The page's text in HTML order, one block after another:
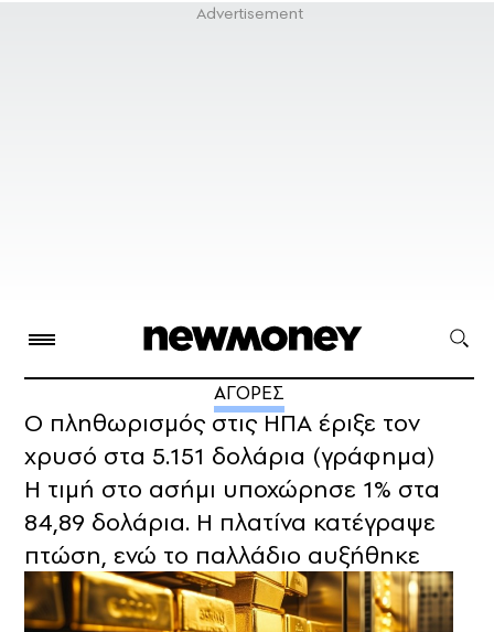
ΑΓΟΡΕΣ
Ο πληθωρισμός στις ΗΠΑ έριξε τον
χρυσό στα 5.151 δολάρια (γράφημα)
Η τιμή στο ασήμι υποχώρησε 1% στα
84,89 δολάρια. Η πλατίνα κατέγραψε
πτώση, ενώ το παλλάδιο αυξήθηκε